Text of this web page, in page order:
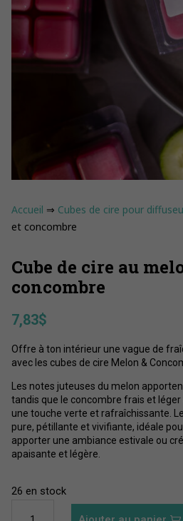
Accueil ⇒ Cubes de cire pour
et concombre
Cube de cire au
concombre
7,83$
Offre à ton intérieur une vague de
avec les cubes de cire Melon &
Les notes juteuses du melon
tandis que le concombre frais et
une touche verte et rafraîchissante.
pure, pétillante et vivifiante, idéale
apporter une ambiance estivale ou
apaisante et légère.
26 en stock